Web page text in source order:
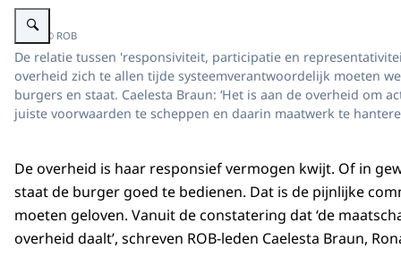
Vergroot afbeelding Caelesta Braun
Beeld: © ROB
De relatie tussen 'responsiviteit, participatie en
overheid zich te allen tijde systeemverantwoordelijk moeten
burgers en staat. Caelesta Braun: ‘Het is aan de overheid om
juiste voorwaarden te scheppen en daarin maatwerk te
De overheid is haar responsief vermogen kwijt. Of in
staat de burger goed te bedienen. Dat is de pijnlijke
moeten geloven. Vanuit de constatering dat ‘de
overheid daalt’, schreven ROB-leden Caelesta Braun,